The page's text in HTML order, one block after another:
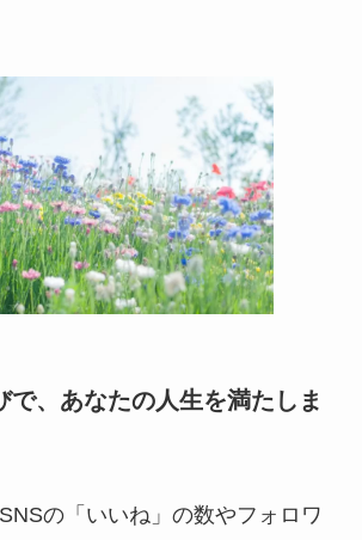
で、あなたの人生を満たしま
の「いいね」の数やフォロワ